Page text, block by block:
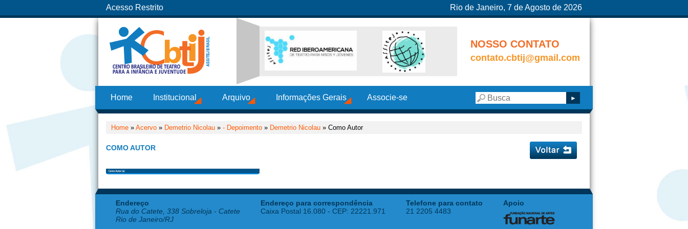
Acesso Restrito Rio de Janeiro, 7 de Agosto de 2026
NOSSO CONTATO
contato.cbtij@gmail.com
Home Institucional Arquivo Informações Gerais Associe-se
Home » Acervo » Demetrio Nicolau » - Depoimento » Demetrio Nicolau » Como Autor
COMO AUTOR
Endereço
Rua do Catete, 338 Sobreloja - Catete
Rio de Janeiro/RJ
Endereço para correspondência
Caixa Postal 16.080 - CEP: 22221.971
Telefone para contato
21 2205 4483
Apoio